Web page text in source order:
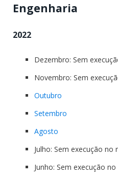
Engenharia
2022
Dezembro: Sem
Novembro: Sem
Outubro
Setembro
Agosto
Julho: Sem execução no
Junho: Sem execução no